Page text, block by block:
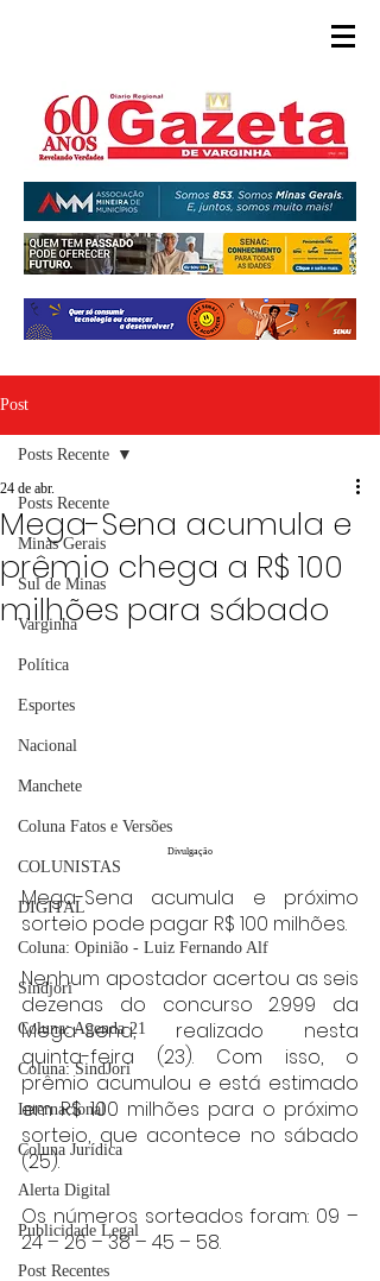
Post
Posts Recente
Minas Gerais
Sul de Minas
Varginha
Política
Esportes
Nacional
Manchete
Coluna Fatos e Versões
COLUNISTAS
DIGITAL
Coluna: Opinião - Luiz Fernando Alf
Sindjori
Coluna: Agenda 21
Coluna: SindJori
Internacional
Coluna Jurídica
Alerta Digital
Publicidade Legal
Post Recentes
Posts Recente
Mega-Sena acumula e
prêmio chega a R$ 100
milhões para sábado
24 de abr.
Divulgação
Mega-Sena acumula e próximo
sorteio pode pagar R$ 100 milhões.
Nenhum apostador acertou as seis
dezenas do concurso 2.999 da
Mega-Sena, realizado nesta
quinta-feira (23). Com isso, o
prêmio acumulou e está estimado
em R$ 100 milhões para o próximo
sorteio, que acontece no sábado
(25).
Os números sorteados foram: 09 –
24 – 26 – 38 – 45 – 58.